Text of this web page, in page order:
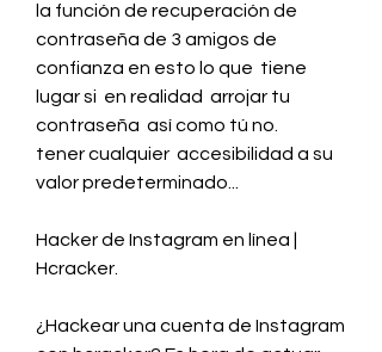
la función de recuperación de
contraseña de 3 amigos de
confianza en esto lo que  tiene
lugar si  en realidad  arrojar tu
contraseña  así como tú no.
tener cualquier  accesibilidad a su
valor predeterminado...
Hacker de Instagram en línea |
Hcracker.
¿Hackear una cuenta de Instagram